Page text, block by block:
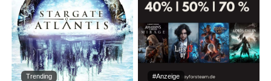
Trending #Anzeige